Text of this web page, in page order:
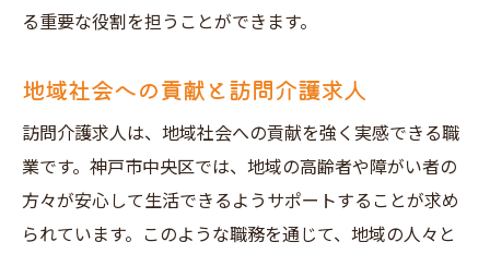
る重要な役割を担うことができます。
地域社会への貢献と訪問介護求人
訪問介護求人は、地域社会への貢献を強く実感できる職
業です。神戸市中央区では、地域の高齢者や障がい者の
方々が安心して生活できるようサポートすることが求め
られています。このような職務を通じて、地域の人々と